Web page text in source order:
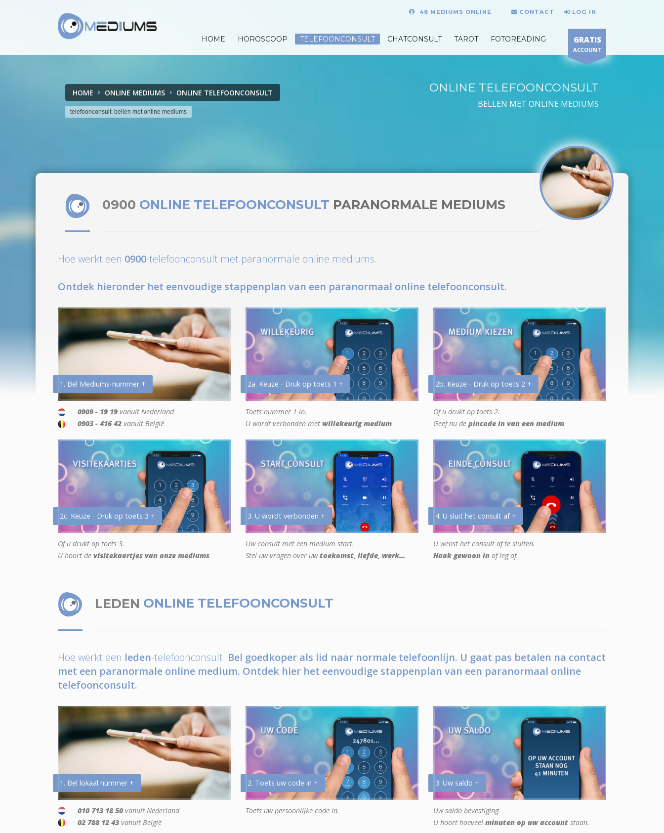
48 MEDIUMS ONLINE CONTACT LOG IN
HOME HOROSCOOP TELEFOONCONSULT CHATCONSULT TAROT FOTOREADING GRATIS
ACCOUNT
HOME ONLINE MEDIUMS ONLINE TELEFOONCONSULT
telefoonconsult: bellen met online mediums
ONLINE TELEFOONCONSULT
BELLEN MET ONLINE MEDIUMS
0900 ONLINE TELEFOONCONSULT PARANORMALE MEDIUMS
Hoe werkt een 0900-telefoonconsult met paranormale online mediums.
Ontdek hieronder het eenvoudige stappenplan van een paranormaal online telefoonconsult.
1. Bel Mediums-nummer +
0909 - 19 19 vanuit Nederland
0903 - 416 42 vanuit België
2a. Keuze - Druk op toets 1 +
Toets nummer 1 in.
U wordt verbonden met willekeurig medium
2b. Keuze - Druk op toets 2 +
Of u drukt op toets 2.
Geef nu de pincode in van een medium
2c. Keuze - Druk op toets 3 +
Of u drukt op toets 3.
U hoort de visitekaartjes van onze mediums
3. U wordt verbonden +
Uw consult met een medium start.
Stel uw vragen over uwtoekomst, liefde, werk...
4. U sluit het consult af +
U wenst het consult af te sluiten.
Haak gewoon in of leg af.
LEDEN ONLINE TELEFOONCONSULT
Hoe werkt een leden-telefoonconsult. Bel goedkoper als lid naar normale telefoonlijn. U gaat pas betalen na contact
met een paranormale online medium. Ontdek hier het eenvoudige stappenplan van een paranormaal online
telefoonconsult.
1. Bel lokaal nummer +
010 713 18 50 vanuit Nederland
02 788 12 43 vanuit België
2. Toets uw code in +
Toets uw persoonlijke code in.
3. Uw saldo +
Uw saldo bevestiging.
U hoort hoeveel minuten op uw account staan.